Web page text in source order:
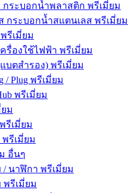
ระบอกน้ำพลาสติก พรีเมี่ยม
กระบอกน้ำสแตนเลส พรีเมี่ยม
รีเมี่ยม
รื่องใช้ไฟฟ้า พรีเมี่ยม
แบตสำรอง) พรีเมี่ยม
/ Plug พรีเมี่ยม
พรีเมี่ยม
ม
รีเมี่ยม
รีเมี่ยม
อื่นๆ
/ นาฬิกา พรีเมี่ยม
พรีเมี่ยม